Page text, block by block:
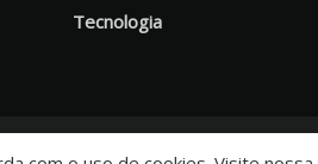
Tecnologia